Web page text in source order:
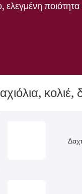
ποιότητα
κολιέ,